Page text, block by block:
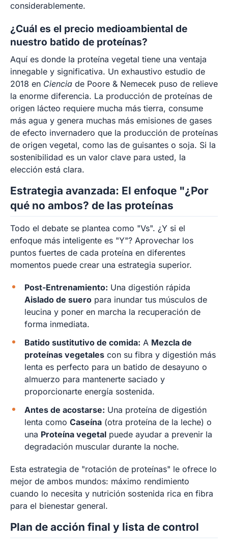
considerablemente.
¿Cuál es el precio medioambiental de
nuestro batido de proteínas?
Aquí es donde la proteína vegetal tiene una ventaja
innegable y significativa. Un exhaustivo estudio de
2018 en Ciencia de Poore & Nemecek puso de relieve
la enorme diferencia. La producción de proteínas de
origen lácteo requiere mucha más tierra, consume
más agua y genera muchas más emisiones de gases
de efecto invernadero que la producción de proteínas
de origen vegetal, como las de guisantes o soja. Si la
sostenibilidad es un valor clave para usted, la
elección está clara.
Estrategia avanzada: El enfoque "¿Por
qué no ambos? de las proteínas
Todo el debate se plantea como "Vs". ¿Y si el
enfoque más inteligente es "Y"? Aprovechar los
puntos fuertes de cada proteína en diferentes
momentos puede crear una estrategia superior.
Post-Entrenamiento: Una digestión rápida
Aislado de suero para inundar tus músculos de
leucina y poner en marcha la recuperación de
forma inmediata.
Batido sustitutivo de comida: A Mezcla de
proteínas vegetales con su fibra y digestión más
lenta es perfecto para un batido de desayuno o
almuerzo para mantenerte saciado y
proporcionarte energía sostenida.
Antes de acostarse: Una proteína de digestión
lenta como Caseína (otra proteína de la leche) o
una Proteína vegetal puede ayudar a prevenir la
degradación muscular durante la noche.
Esta estrategia de "rotación de proteínas" le ofrece lo
mejor de ambos mundos: máximo rendimiento
cuando lo necesita y nutrición sostenida rica en fibra
para el bienestar general.
Plan de acción final y lista de control